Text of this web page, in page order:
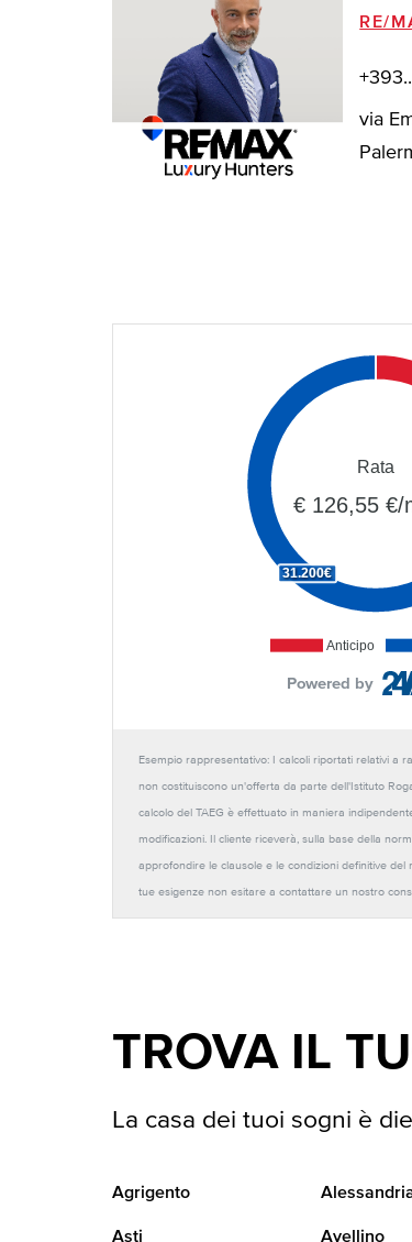
RE/
via
Anticipo
31.200€
Rata
€ 126,55 €/
Powered by
Esempio rappresentativo: I calcoli riportati relativi a
non costituiscono un'offerta da parte dell'Istituto
calcolo del TAEG è effettuato in maniera
modificazioni. Il cliente riceverà, sulla base della
approfondire le clausole e le condizioni definitive
tue esigenze non esitare a contattare un nostro
TROVA IL
La casa dei tuoi sogni è
Agrigento
Asti Avellino